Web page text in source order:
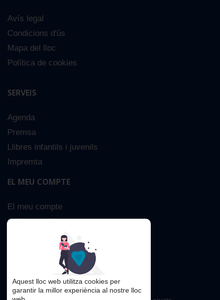
Avís legal
Condicions d'ús
Mapa del lloc
Política de cookies
SERVEIS
Agenda
Premsa
Llibres infantils i juvenils
Impremta
EL MEU COMPTE
El meu compte
Sobre nosaltres
Cerca Avançada
Aquest lloc web utilitza cookies per
garantir la millor experiència al nostre lloc